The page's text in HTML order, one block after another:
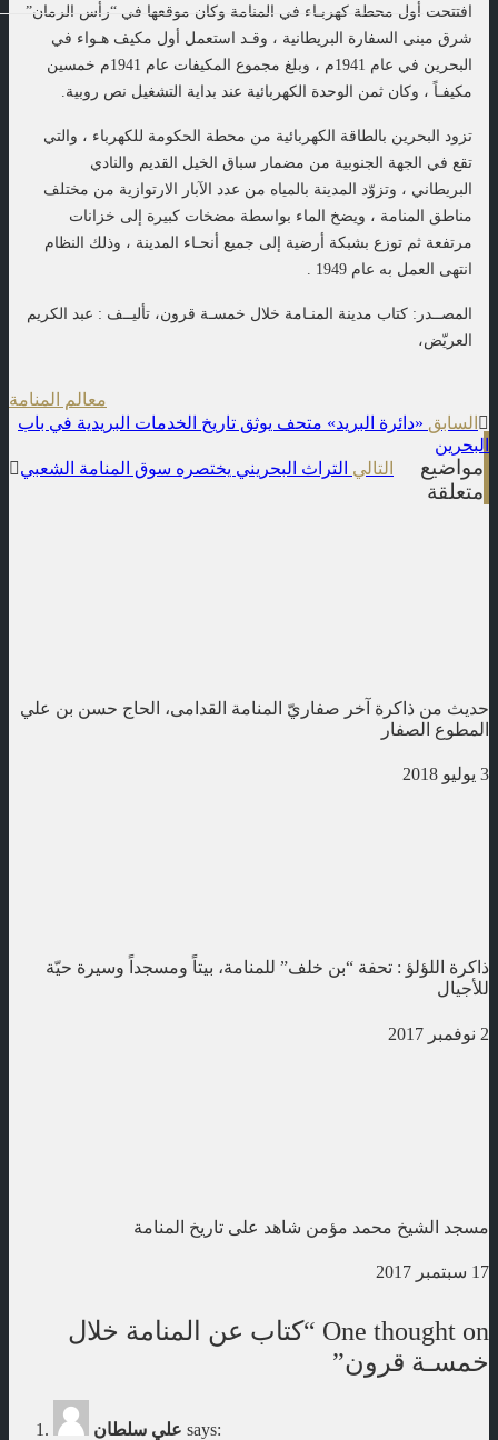
افتتحت أول محطة كهربـاء في المنامة وكان موقعها في “رأس الرمان”
شرق مبنى السفارة البريطانية ، وقـد استعمل أول مكيف هـواء في
البحرين في عام 1941م ، وبلغ مجموع المكيفات عام 1941م خمسين
مكيفـاً ، وكان ثمن الوحدة الكهربائية عند بداية التشغيل نص روبية.
تزود البحرين بالطاقة الكهربائية من محطة الحكومة للكهرباء ، والتي
تقع في الجهة الجنوبية من مضمار سباق الخيل القديم والنادي
البريطاني ، وتزوّد المدينة بالمياه من عدد الآبار الارتوازية من مختلف
مناطق المنامة ، ويضخ الماء بواسطة مضخات كبيرة إلى خزانات
مرتفعة ثم توزع بشبكة أرضية إلى جميع أنحـاء المدينة ، وذلك النظام
انتهى العمل به عام 1949 .
المصــدر: كتاب مدينة المنـامة خلال خمسـة قرون، تأليــف : عبد الكريم
العريّض،
معالم المنامة
السابق «دائرة البريد» متحف يوثق تاريخ الخدمات البريدية في باب
البحرين
التالي التراث البحريني يختصره سوق المنامة الشعبي
مواضيع
متعلقة
حديث من ذاكرة آخر صفاريّ المنامة القدامى، الحاج حسن بن علي
المطوع الصفار
3 يوليو 2018
ذاكرة اللؤلؤ : تحفة “بن خلف” للمنامة، بيتاً ومسجداً وسيرة حيّة
للأجيال
2 نوفمبر 2017
مسجد الشيخ محمد مؤمن شاهد على تاريخ المنامة
17 سبتمبر 2017
One thought on “
كتاب عن المنامة خلال
خمسـة قرون”
علي سلطان says: